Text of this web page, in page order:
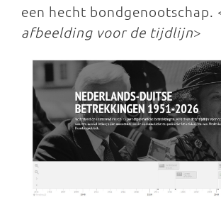
een hecht bondgenootschap.
afbeelding voor de tijdlijn>